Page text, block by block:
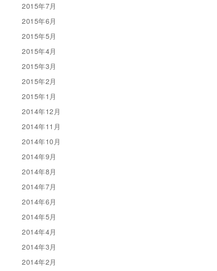
2015年7月
2015年6月
2015年5月
2015年4月
2015年3月
2015年2月
2015年1月
2014年12月
2014年11月
2014年10月
2014年9月
2014年8月
2014年7月
2014年6月
2014年5月
2014年4月
2014年3月
2014年2月